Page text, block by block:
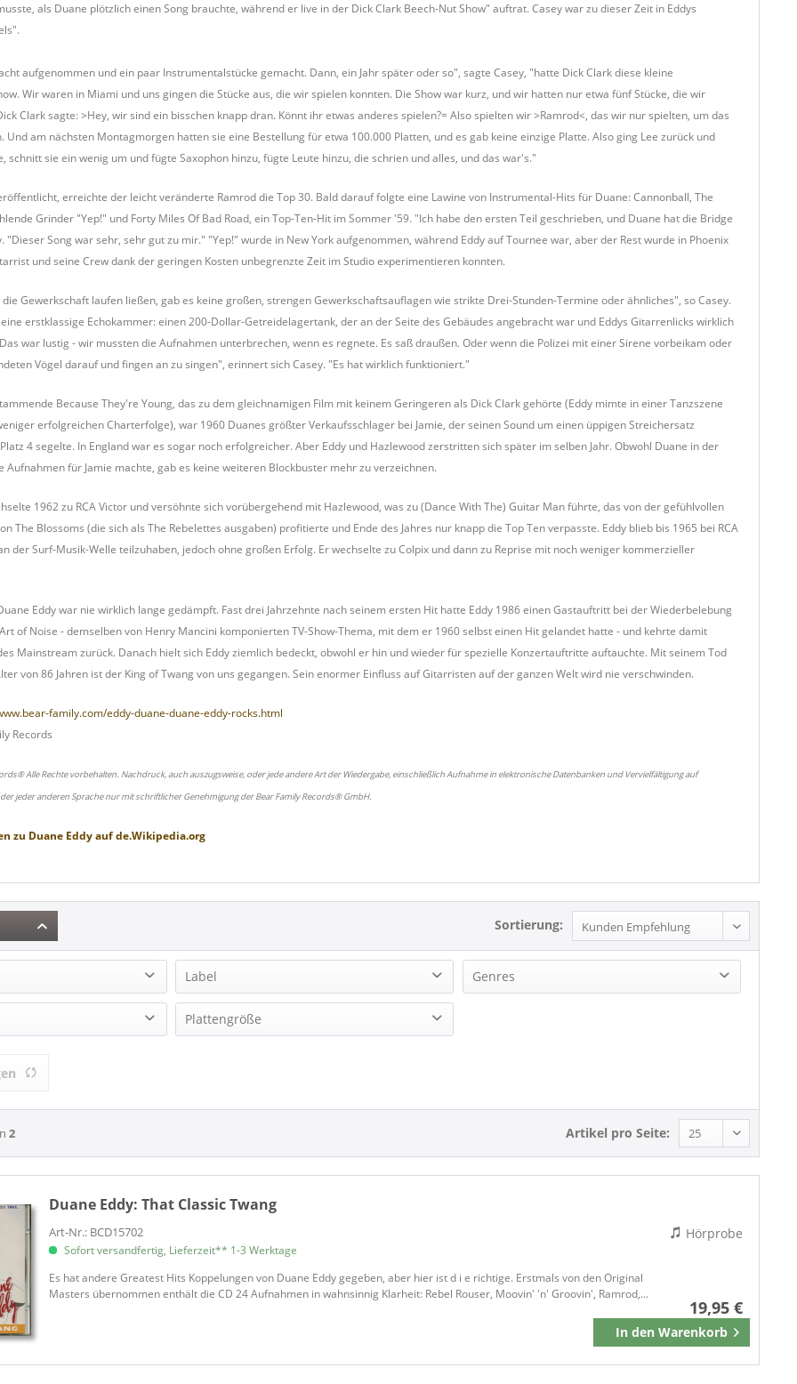
als Duane plötzlich einen Song brauchte, während er live in der Dick Clark Beech-Nut Show" auftrat. Casey war zu dieser Zeit in Eddys
aufgenommen und ein paar Instrumentalstücke gemacht. Dann, ein Jahr später oder so", sagte Casey, "hatte Dick Clark diese kleine
Wir waren in Miami und uns gingen die Stücke aus, die wir spielen konnten. Die Show war kurz, und wir hatten nur etwa fünf Stücke, die wir
Clark sagte: >Hey, wir sind ein bisschen knapp dran. Könnt ihr etwas anderes spielen?= Also spielten wir >Ramrod<, das wir nur spielten, um das
Und am nächsten Montagmorgen hatten sie eine Bestellung für etwa 100.000 Platten, und es gab keine einzige Platte. Also ging Lee zurück und
schnitt sie ein wenig um und fügte Saxophon hinzu, fügte Leute hinzu, die schrien und alles, und das war's."
erreichte der leicht veränderte Ramrod die Top 30. Bald darauf folgte eine Lawine von Instrumental-Hits für Duane: Cannonball, The
Grinder "Yep!" und Forty Miles Of Bad Road, ein Top-Ten-Hit im Sommer '59. "Ich habe den ersten Teil geschrieben, und Duane hat die Bridge
"Dieser Song war sehr, sehr gut zu mir." "Yep!" wurde in New York aufgenommen, während Eddy auf Tournee war, aber der Rest wurde in Phoenix
und seine Crew dank der geringen Kosten unbegrenzte Zeit im Studio experimentieren konnten.
Gewerkschaft laufen ließen, gab es keine großen, strengen Gewerkschaftsauflagen wie strikte Drei-Stunden-Termine oder ähnliches", so Casey.
erstklassige Echokammer: einen 200-Dollar-Getreidelagertank, der an der Seite des Gebäudes angebracht war und Eddys Gitarrenlicks wirklich
war lustig - wir mussten die Aufnahmen unterbrechen, wenn es regnete. Es saß draußen. Oder wenn die Polizei mit einer Sirene vorbeikam oder
Vögel darauf und fingen an zu singen", erinnert sich Casey. "Es hat wirklich funktioniert."
Because They're Young, das zu dem gleichnamigen Film mit keinem Geringeren als Dick Clark gehörte (Eddy mimte in einer Tanzszene
erfolgreichen Charterfolge), war 1960 Duanes größter Verkaufsschlager bei Jamie, der seinen Sound um einen üppigen Streichersatz
4 segelte. In England war es sogar noch erfolgreicher. Aber Eddy und Hazlewood zerstritten sich später im selben Jahr. Obwohl Duane in der
Aufnahmen für Jamie machte, gab es keine weiteren Blockbuster mehr zu verzeichnen.
1962 zu RCA Victor und versöhnte sich vorübergehend mit Hazlewood, was zu (Dance With The) Guitar Man führte, das von der gefühlvollen
The Blossoms (die sich als The Rebelettes ausgaben) profitierte und Ende des Jahres nur knapp die Top Ten verpasste. Eddy blieb bis 1965 bei RCA
der Surf-Musik-Welle teilzuhaben, jedoch ohne großen Erfolg. Er wechselte zu Colpix und dann zu Reprise mit noch weniger kommerzieller
Eddy war nie wirklich lange gedämpft. Fast drei Jahrzehnte nach seinem ersten Hit hatte Eddy 1986 einen Gastauftritt bei der Wiederbelebung
of Noise - demselben von Henry Mancini komponierten TV-Show-Thema, mit dem er 1960 selbst einen Hit gelandet hatte - und kehrte damit
Mainstream zurück. Danach hielt sich Eddy ziemlich bedeckt, obwohl er hin und wieder für spezielle Konzertauftritte auftauchte. Mit seinem Tod
von 86 Jahren ist der King of Twang von uns gegangen. Sein enormer Einfluss auf Gitarristen auf der ganzen Welt wird nie verschwinden.
family.com/eddy-duane-duane-eddy-rocks.html
Records
Alle Rechte vorbehalten. Nachdruck, auch auszugsweise, oder jede andere Art der Wiedergabe, einschließlich Aufnahme in elektronische Datenbanken und Vervielfältigung auf
jeder anderen Sprache nur mit schriftlicher Genehmigung der Bear Family Records® GmbH.
zu Duane Eddyaufde.Wikipedia.org
Sortierung:
The Rebels (1)
Label
ACROBAT (1)
Bear Family Records (6)
CAMDEN (1)
JAMIE (7)
Jasmine Records (1)
Magic Productions (3)
Planet Media (1)
Sundazed Music (3)
TNT Laser (1)
WAXTIME (3)
Genres
Plattengröße
2 Artikel pro Seite:
Duane Eddy: That Classic Twang
Art-Nr.: BCD15702
Sofort versandfertig, Lieferzeit** 1-3 Werktage
Es hat andere Greatest Hits Koppelungen von Duane Eddy gegeben, aber hier ist d i e richtige. Erstmals von den Original
Masters übernommen enthält die CD 24 Aufnahmen in wahnsinnig Klarheit: Rebel Rouser, Moovin' 'n' Groovin', Ramrod,...
19,95 €
In den Warenkorb
Merken
Hörprobe